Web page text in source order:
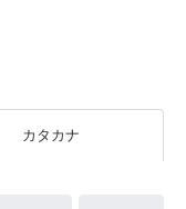
カタカナ